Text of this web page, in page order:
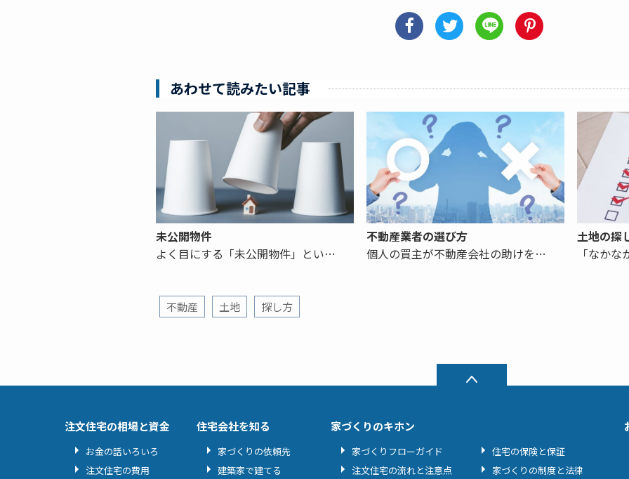
あわせて読みたい記事
未公開物件
よく目にする「未公開物件」とい…
不動産業者の選び方
個人の買主が不動産会社の助けを…
土地の探
「なか
不動産 土地 探し方
注文住宅の相場と資金
お金の話いろいろ
注文住宅の費用
住宅会社を知る
家づくりの依頼先
建築家で建てる
家づくりのキホン
家づくりフローガイド
注文住宅の流れと注意点
住宅の保険と保証
家づくりの制度と法律